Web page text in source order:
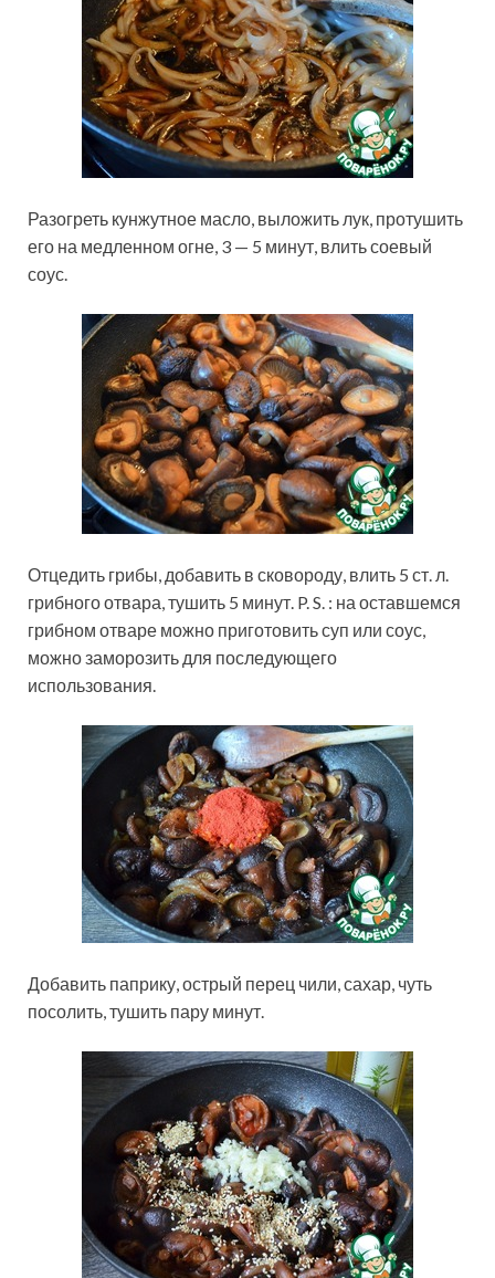
Разогреть кунжутное масло, выложить лук, протушить
его на медленном огне, 3 — 5 минут, влить соевый
соус.
Отцедить грибы, добавить в сковороду, влить 5 ст. л.
грибного отвара, тушить 5 минут. P. S. : на оставшемся
грибном отваре можно приготовить суп или соус,
можно заморозить для последующего
использования.
Добавить паприку, острый перец чили, сахар, чуть
посолить, тушить пару минут.